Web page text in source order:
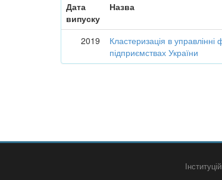
Дата
випуску
Назва
2019
Кластеризація в
підприємствах України